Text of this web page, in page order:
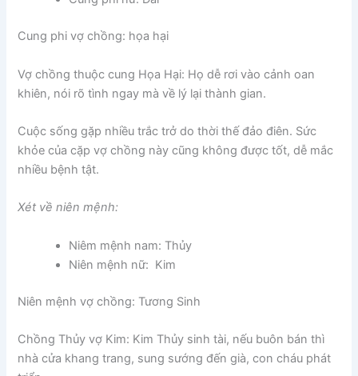
Cung phi vợ chồng: họa hại
Vợ chồng thuộc cung Họa Hại: Họ dễ rơi vào cảnh oan
khiên, nói rõ tình ngay mà về lý lại thành gian.
Cuộc sống gặp nhiều trắc trở do thời thế đảo điên. Sức
khỏe của cặp vợ chồng này cũng không được tốt, dễ mắc
nhiều bệnh tật.
Xét về niên mệnh:
Niêm mệnh nam: Thủy
Niên mệnh nữ: Kim
Niên mệnh vợ chồng: Tương Sinh
Chồng Thủy vợ Kim: Kim Thủy sinh tài, nếu buôn bán thì
nhà cửa khang trang, sung sướng đến già, con cháu phát